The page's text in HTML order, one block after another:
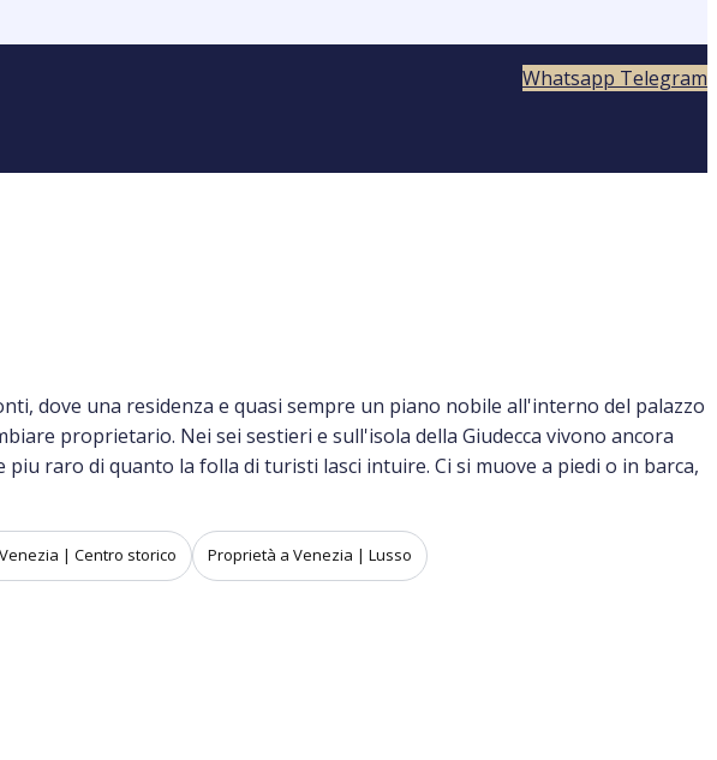
Whatsapp Telegram
dove una residenza e quasi sempre un piano nobile all'interno del palazzo
proprietario. Nei sei sestieri e sull'isola della Giudecca vivono ancora
raro di quanto la folla di turisti lasci intuire. Ci si muove a piedi o in barca,
| Centro storico Proprietà a Venezia | Lusso